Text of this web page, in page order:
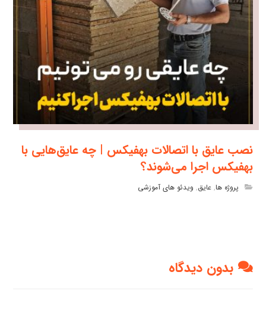
نصب عایق با اتصالات بهفیکس | چه عایق‌هایی با
بهفیکس اجرا می‌شوند؟
پروژه ها,عایق, ویدئو های آموزشی
بدون دیدگاه